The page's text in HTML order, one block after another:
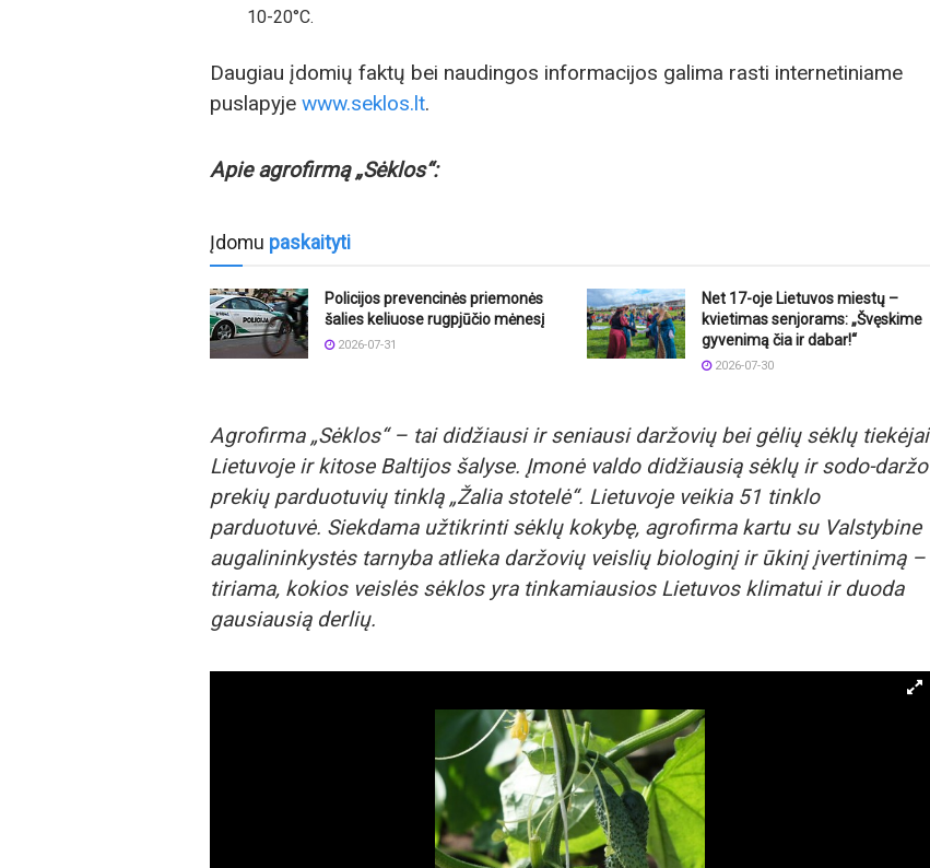
10-20°С.
Daugiau įdomių faktų bei naudingos informacijos galima rasti internetiniame
puslapyje www.seklos.lt.
Apie agrofirmą „Sėklos“:
Įdomu paskaityti
Policijos prevencinės priemonės
šalies keliuose rugpjūčio mėnesį
2026-07-31
Net 17-oje Lietuvos miestų –
kvietimas senjorams: „Švęskime
gyvenimą čia ir dabar!“
2026-07-30
Agrofirma „Sėklos“ – tai didžiausi ir seniausi daržovių bei gėlių sėklų tiekėjai
Lietuvoje ir kitose Baltijos šalyse. Įmonė valdo didžiausią sėklų ir sodo-daržo
prekių parduotuvių tinklą „Žalia stotelė“. Lietuvoje veikia 51 tinklo
parduotuvė. Siekdama užtikrinti sėklų kokybę, agrofirma kartu su Valstybine
augalininkystės tarnyba atlieka daržovių veislių biologinį ir ūkinį įvertinimą –
tiriama, kokios veislės sėklos yra tinkamiausios Lietuvos klimatui ir duoda
gausiausią derlių.